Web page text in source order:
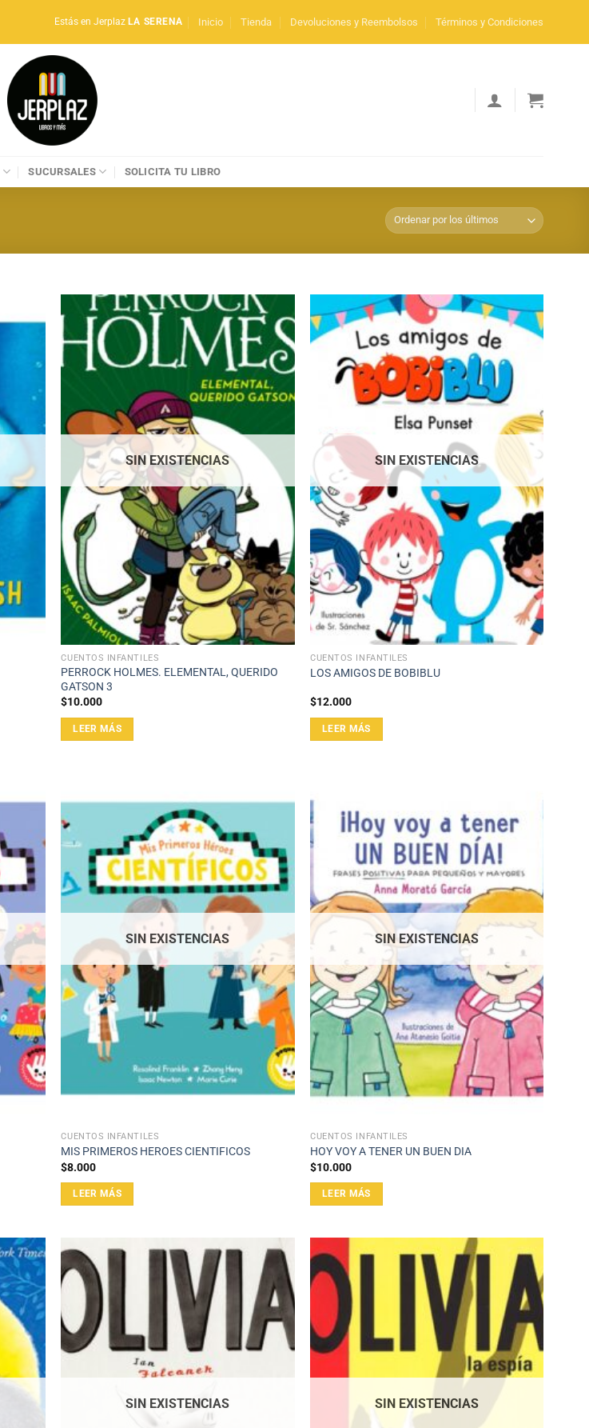
Estás en Jerplaz LA SERENA Inicio Tienda Devoluciones y Reembolsos Términos y Condiciones
SUCURSALES SOLICITA TU LIBRO
SIN EXISTENCIAS
CUENTOS INFANTILES
PERROCK HOLMES. ELEMENTAL, QUERIDO
GATSON 3
$10.000
LEER MÁS
SIN EXISTENCIAS
CUENTOS INFANTILES
LOS AMIGOS DE BOBIBLU
$12.000
LEER MÁS
SIN EXISTENCIAS
CUENTOS INFANTILES
MIS PRIMEROS HEROES CIENTIFICOS
$8.000
LEER MÁS
SIN EXISTENCIAS
CUENTOS INFANTILES
HOY VOY A TENER UN BUEN DIA
$10.000
LEER MÁS
SIN EXISTENCIAS SIN EXISTENCIAS